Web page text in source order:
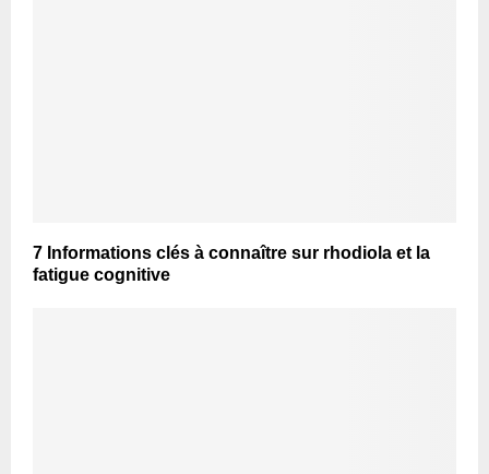
7 Informations clés à connaître sur rhodiola et la
fatigue cognitive